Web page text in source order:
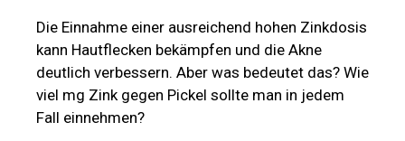
Die Einnahme einer ausreichend hohen Zinkdosis
kann Hautflecken bekämpfen und die Akne
deutlich verbessern. Aber was bedeutet das? Wie
viel mg Zink gegen Pickel sollte man in jedem
Fall einnehmen?